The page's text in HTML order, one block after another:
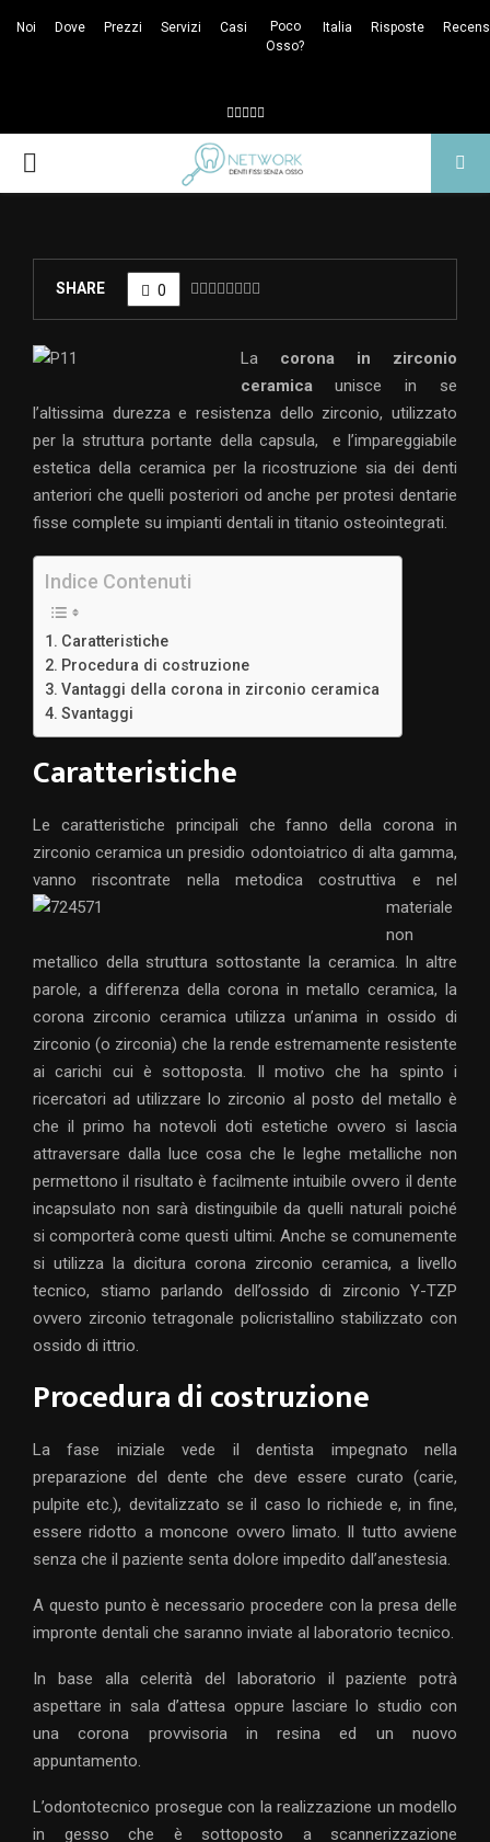
Noi Dove Prezzi Servizi Casi
Poco
Osso?
Italia Risposte
Facebook
Twitter
Tumblr
Youtube
Whatsapp
PRIMARY
SHARE 0
La corona in zirconio
ceramica unisce in se
l’altissima durezza e resistenza dello zirconio, utilizzato
per la struttura portante della capsula, e l’impareggiabile
estetica della ceramica per la ricostruzione sia dei denti
anteriori che quelli posteriori od anche per protesi dentarie
fisse complete su impianti dentali in titanio osteointegrati.
Indice Contenuti
Caratteristiche
Procedura di costruzione
Vantaggi della corona in zirconio ceramica
Svantaggi
Caratteristiche
Le caratteristiche principali che fanno della corona in
zirconio ceramica un presidio odontoiatrico di alta gamma,
vanno riscontrate nella metodica costruttiva e nel
materiale
non
metallico della struttura sottostante la ceramica. In altre
parole, a differenza della corona in metallo ceramica, la
corona zirconio ceramica utilizza un’anima in ossido di
zirconio (o zirconia) che la rende estremamente resistente
ai carichi cui è sottoposta. Il motivo che ha spinto i
ricercatori ad utilizzare lo zirconio al posto del metallo è
che il primo ha notevoli doti estetiche ovvero si lascia
attraversare dalla luce cosa che le leghe metalliche non
permettono il risultato è facilmente intuibile ovvero il dente
incapsulato non sarà distinguibile da quelli naturali poiché
si comporterà come questi ultimi. Anche se comunemente
si utilizza la dicitura corona zirconio ceramica, a livello
tecnico, stiamo parlando dell’ossido di zirconio Y-TZP
ovvero zirconio tetragonale policristallino stabilizzato con
ossido di ittrio.
Procedura di costruzione
La fase iniziale vede il dentista impegnato nella
preparazione del dente che deve essere curato (carie,
pulpite etc.), devitalizzato se il caso lo richiede e, in fine,
essere ridotto a moncone ovvero limato. Il tutto avviene
senza che il paziente senta dolore impedito dall’anestesia.
A questo punto è necessario procedere con la presa delle
impronte dentali che saranno inviate al laboratorio tecnico.
In base alla celerità del laboratorio il paziente potrà
aspettare in sala d’attesa oppure lasciare lo studio con
una corona provvisoria in resina ed un nuovo
appuntamento.
L’odontotecnico prosegue con la realizzazione un modello
in gesso che è sottoposto a scannerizzazione